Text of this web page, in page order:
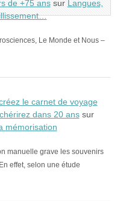
de +75 anssur Langues,
Le Monde et Nous –
le carnet de voyage
dans 20 anssur
mémorisation
manuelle grave les souvenirs
effet, selon une étude